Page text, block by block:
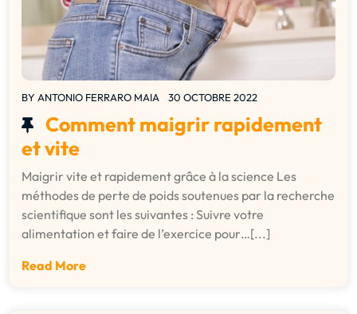
BY ANTONIO FERRARO MAIA 30 OCTOBRE 2022
Comment maigrir rapidement
et vite
Maigrir vite et rapidement grâce à la science Les
méthodes de perte de poids soutenues par la recherche
scientifique sont les suivantes : Suivre votre
alimentation et faire de l’exercice pour…[...]
Read More